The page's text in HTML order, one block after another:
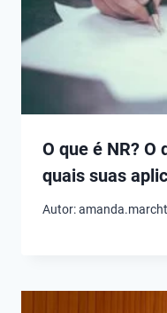
O que é NR?
quais suas
Autor: